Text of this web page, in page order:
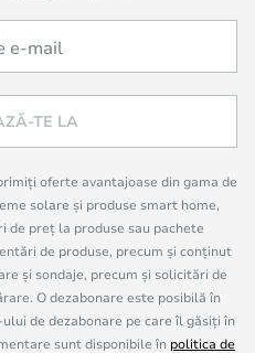
TE LA
oferte avantajoase din gama de
solare și produse smart home,
de preț la produse sau pachete
de produse, precum și conținut
și sondaje, precum și solicitări de
O dezabonare este posibilă în
de dezabonare pe care îl găsiți în
sunt disponibile în politica de